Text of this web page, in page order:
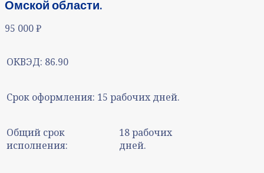
Омской области.
95 000₽
ОКВЭД: 86.90
Срок оформления: 15 рабочих дней.
Общий срок
исполнения:
18 рабочих
дней.